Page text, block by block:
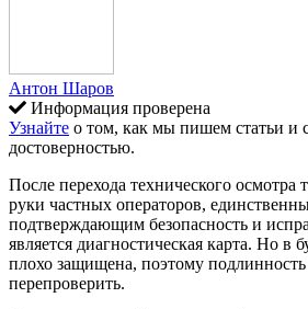
Антон Шаров
Информация проверена
Узнайте о том, как мы пишем статьи и
достоверностью.
После перехода технического осмотра
руки частных операторов,
подтверждающим безопасность и
является диагностическая карта. Но в
плохо защищена, поэтому
перепроверить.